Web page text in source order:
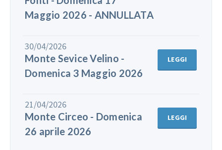
Maggio 2026 - ANNULLATA
30/04/2026
Monte Sevice Velino -
Domenica 3 Maggio 2026
LEGGI
21/04/2026
Monte Circeo - Domenica
26 aprile 2026
LEGGI